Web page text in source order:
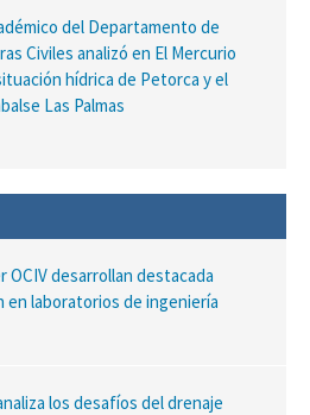
del Departamento de
Civiles analizó en El Mercurio
hídrica de Petorca y el
Las Palmas
desarrollan destacada
laboratorios de ingeniería
los desafíos del drenaje